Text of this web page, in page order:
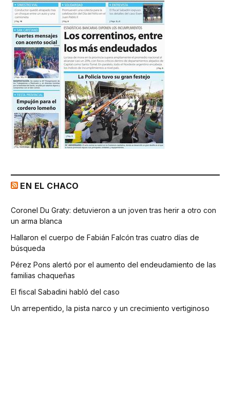
EN EL CHACO
Coronel Du Graty: detuvieron a un joven tras herir a otro con
un arma blanca
Hallaron el cuerpo de Fabián Falcón tras cuatro días de
búsqueda
Pérez Pons alertó por el aumento del endeudamiento de las
familias chaqueñas
El fiscal Sabadini habló del caso
Un arrepentido, la pista narco y un crecimiento vertiginoso